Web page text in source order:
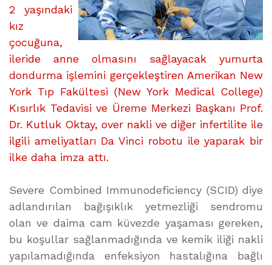
2 yaşındaki
kız
çocuğuna,
ileride anne olmasını sağlayacak yumurta
dondurma işlemini gerçekleştiren Amerikan New
York Tıp Fakültesi (New York Medical College)
Kısırlık Tedavisi ve Üreme Merkezi Başkanı Prof.
Dr. Kutluk Oktay, over nakli ve diğer infertilite ile
ilgili ameliyatları Da Vinci robotu ile yaparak bir
ilke daha imza attı.
Severe Combined Immunodeficiency (SCID) diye
adlandırılan bağışıklık yetmezliği sendromu
olan ve daima cam küvezde yaşaması gereken,
bu koşullar sağlanmadığında ve kemik iliği nakli
yapılamadığında enfeksiyon hastalığına bağlı